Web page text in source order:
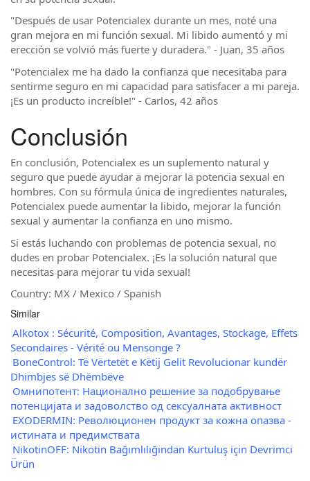
"Después de usar Potencialex durante un mes, noté una
gran mejora en mi función sexual. Mi libido aumentó y mi
erección se volvió más fuerte y duradera." - Juan, 35 años
"Potencialex me ha dado la confianza que necesitaba para
sentirme seguro en mi capacidad para satisfacer a mi pareja.
¡Es un producto increíble!" - Carlos, 42 años
Conclusión
En conclusión, Potencialex es un suplemento natural y
seguro que puede ayudar a mejorar la potencia sexual en
hombres. Con su fórmula única de ingredientes naturales,
Potencialex puede aumentar la libido, mejorar la función
sexual y aumentar la confianza en uno mismo.
Si estás luchando con problemas de potencia sexual, no
dudes en probar Potencialex. ¡Es la solución natural que
necesitas para mejorar tu vida sexual!
Country: MX / Mexico / Spanish
Similar
Alkotox : Sécurité, Composition, Avantages, Stockage, Effets
Secondaires - Vérité ou Mensonge ?
BoneControl: Të Vërtetët e Këtij Gelit Revolucionar kundër
Dhimbjes së Dhëmbëve
Омнипотент: Национално решение за подобрување
потенцијата и задоволство од сексуалната активност
EXODERMIN: Революционен продукт за кожна опазва -
истината и предимствата
NikotinOFF: Nikotin Bağımlılığından Kurtuluş için Devrimci
Ürün